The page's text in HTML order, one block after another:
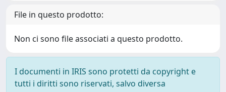
File in questo prodotto:
Non ci sono file associati a questo prodotto.
I documenti in IRIS sono protetti da copyright e
tutti i diritti sono riservati, salvo diversa